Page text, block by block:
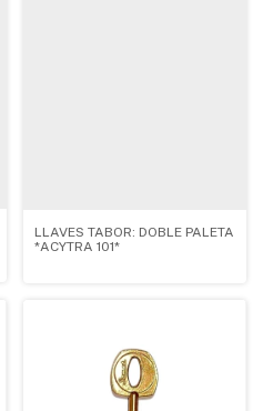
LLAVES TABOR: DOBLE PALETA
*ACYTRA 101*